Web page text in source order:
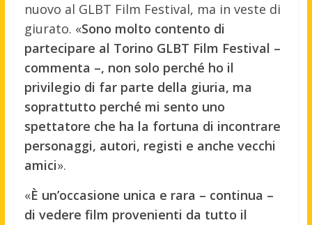
nuovo al GLBT Film Festival, ma in veste di
giurato. «Sono molto contento di
partecipare al Torino GLBT Film Festival –
commenta –, non solo perché ho il
privilegio di far parte della giuria, ma
soprattutto perché mi sento uno
spettatore che ha la fortuna di incontrare
personaggi, autori, registi e anche vecchi
amici».
«È un’occasione unica e rara – continua –
di vedere film provenienti da tutto il